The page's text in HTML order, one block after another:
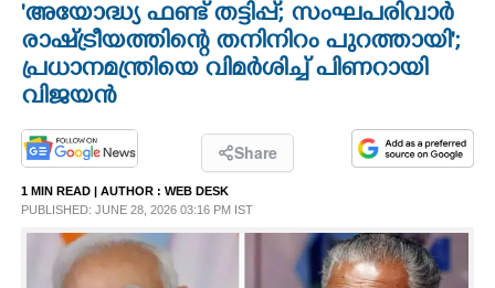
OPINION
SPIRITUAL
'അയോദ്ധ്യ ഫണ്ട് തട്ടിപ്പ്; സംഘപരിവാർ
രാഷ്‌ട്രീയത്തിന്റെ തനിനിറം പുറത്തായി';
പ്രധാനമന്ത്രിയെ വിമർശിച്ച് പിണറായി
വിജയൻ
Share
1 MIN READ | AUTHOR : WEB DESK
PUBLISHED: JUNE 28, 2026 03:16 PM IST